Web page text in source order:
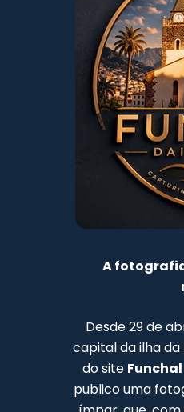
A
Desde 29 de
capital da ilha da
do site
publico uma